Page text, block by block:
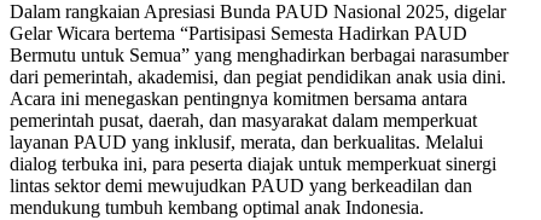
Dalam rangkaian Apresiasi Bunda PAUD Nasional 2025, digelar
Gelar Wicara bertema “Partisipasi Semesta Hadirkan PAUD
Bermutu untuk Semua” yang menghadirkan berbagai narasumber
dari pemerintah, akademisi, dan pegiat pendidikan anak usia dini.
Acara ini menegaskan pentingnya komitmen bersama antara
pemerintah pusat, daerah, dan masyarakat dalam memperkuat
layanan PAUD yang inklusif, merata, dan berkualitas. Melalui
dialog terbuka ini, para peserta diajak untuk memperkuat sinergi
lintas sektor demi mewujudkan PAUD yang berkeadilan dan
mendukung tumbuh kembang optimal anak Indonesia.